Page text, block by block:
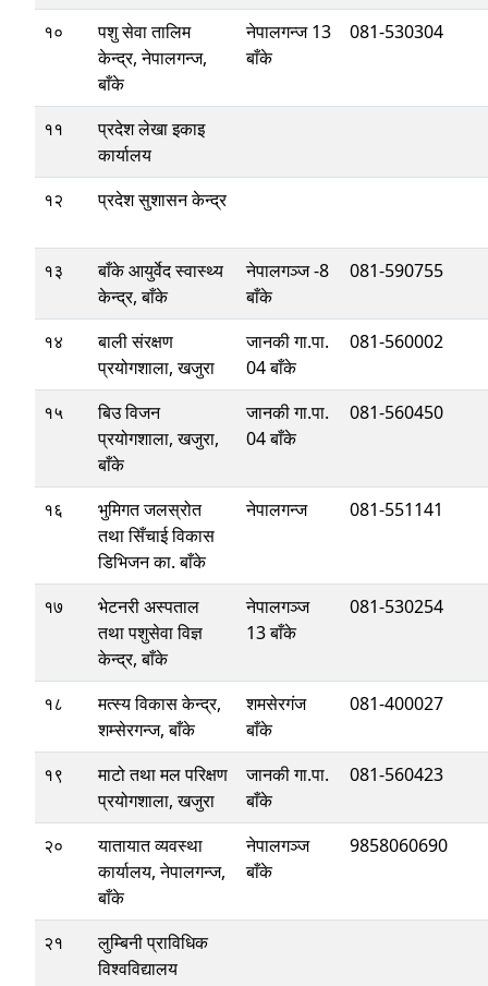
१०
पशु सेवा तालिम
केन्द्र, नेपालगन्ज,
बाँके
नेपालगन्ज 13
बाँके
081-530304
११
प्रदेश लेखा इकाइ
कार्यालय
१२
प्रदेश सुशासन केन्द्र
१३
बाँके आयुर्वेद स्वास्थ्य
केन्द्र, बाँके
नेपालगञ्ज -8
बाँके
081-590755
१४
बाली संरक्षण
प्रयोगशाला, खजुरा
जानकी गा.पा.
04 बाँके
081-560002
१५
बिउ विजन
प्रयोगशाला, खजुरा,
बाँके
जानकी गा.पा.
04 बाँके
081-560450
१६
भुमिगत जलस्रोत
तथा सिँचाई विकास
डिभिजन का. बाँके
नेपालगन्ज 081-551141
१७
भेटनरी अस्पताल
तथा पशुसेवा विज्ञ
केन्द्र, बाँके
नेपालगञ्ज
13 बाँके
081-530254
१८
मत्स्य विकास केन्द्र,
शम्सेरगन्ज, बाँके
शमसेरगंज
बाँके
081-400027
१९
माटो तथा मल परिक्षण
प्रयोगशाला, खजुरा
जानकी गा.पा.
बाँके
081-560423
२०
यातायात व्यवस्था
कार्यालय, नेपालगन्ज,
बाँके
नेपालगञ्ज
बाँके
9858060690
२१
लुम्बिनी प्राविधिक
विश्वविद्यालय